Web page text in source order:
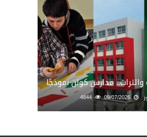
والتراث.. مدارس كولن نموذجًا
09/07/2026
4844